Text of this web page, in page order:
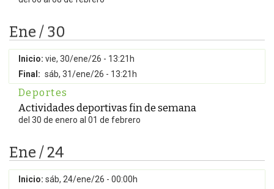
Ene / 30
Inicio: vie, 30/ene/26 - 13:21h
Final: sáb, 31/ene/26 - 13:21h
Deportes
Actividades deportivas fin de semana
del 30 de enero al 01 de febrero
Ene / 24
Inicio: sáb, 24/ene/26 - 00:00h